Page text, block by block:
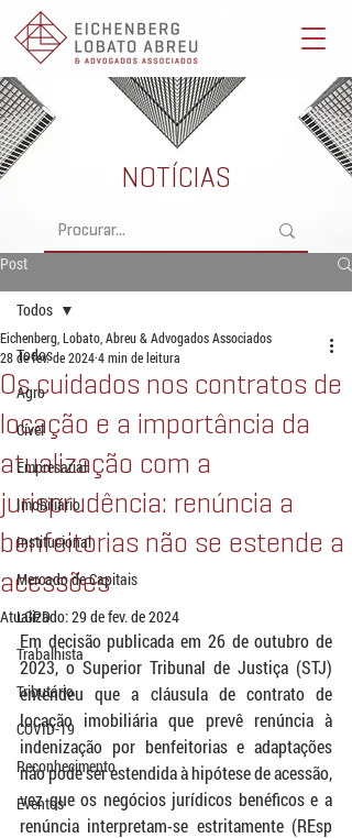
Eichenberg, Lobato, Abreu & Advogados Associados -
Advocacia Full Service
Post
Todos
Agro
Cível
Empresarial
Imobiliário
Institucional
Mercado de Capitais
LGPD
Trabalhista
Tributário
COVID-19
Reconhecimento
Eventos
Todos
Os cuidados nos contratos de
locação e a importância da
atualização com a
jurisprudência: renúncia a
benfeitorias não se estende a
acessões
Eichenberg, Lobato, Abreu & Advogados Associados
28 de fev. de 20244 min de leitura
Atualizado:29 de fev. de 2024
Em decisão publicada em 26 de outubro de
2023, o Superior Tribunal de Justiça (STJ)
entendeu que a cláusula de contrato de
locação imobiliária que prevê renúncia à
indenização por benfeitorias e adaptações
não pode ser estendida à hipótese de acessão,
vez que os negócios jurídicos benéficos e a
renúncia interpretam-se estritamente (REsp
NOTÍCIAS